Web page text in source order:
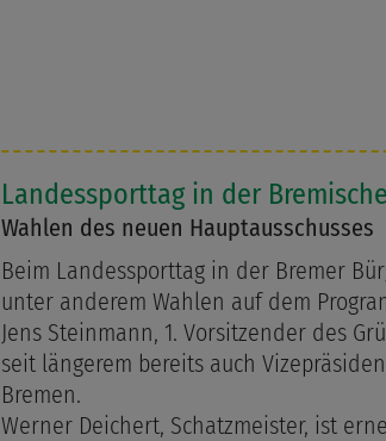
Landessporttag in der
Wahlen des neuen Hauptausschusses
Beim Landessporttag in der Bremer
unter anderem Wahlen auf dem
Jens Steinmann, 1. Vorsitzender des
seit längerem bereits auch
Bremen.
Werner Deichert, Schatzmeister, ist